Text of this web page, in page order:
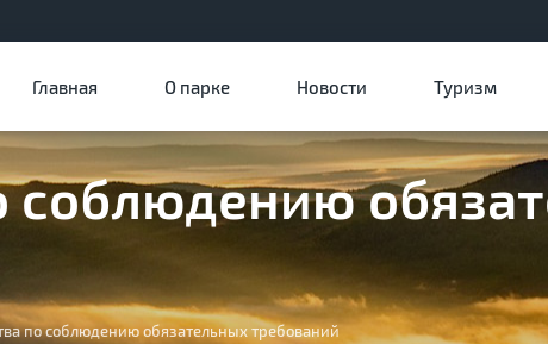
Главная О парке Новости Туризм
соблюдению
по соблюдению обязательных требований